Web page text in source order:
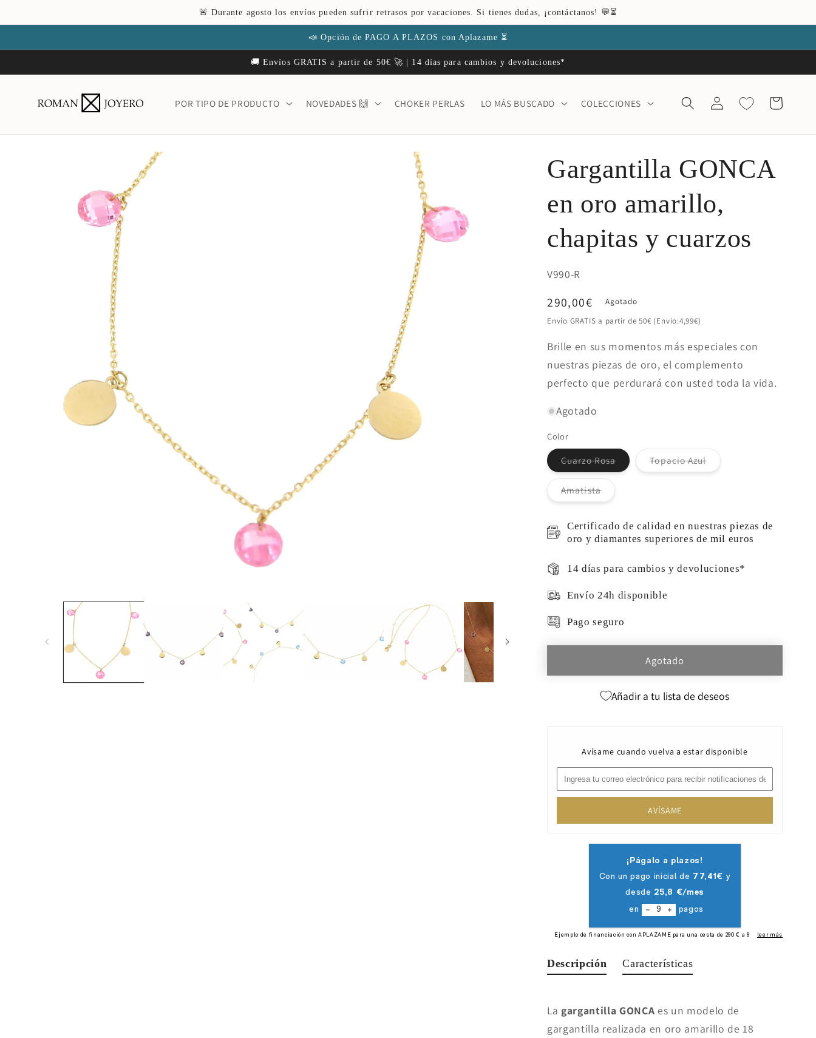
al contenido
🚨 Durante agosto los envíos pueden sufrir retrasos por vacaciones. Si tienes dudas, ¡contáctanos! 💬⏳
📣 Opción de PAGO A PLAZOS con Aplazame ⏳
🚚 Envíos GRATIS a partir de 50€ 🚀 | 14 días para cambios y devoluciones*
POR TIPO DE PRODUCTO NOVEDADES 🙌 CHOKER PERLAS LO MÁS BUSCADO COLECCIONES
Iniciar
sesión
Carrito
del producto
Gargantilla GONCA
en oro amarillo,
chapitas y cuarzos
SKU:
V990-R
Precio
habitual
290,00€
Agotado
Envío GRATIS a partir de 50€ (Envio:4,99€)
Brille en sus momentos más especiales con
nuestras piezas de oro, el complemento
perfecto que perdurará con usted toda la vida.
Agotado
Color
Cuarzo RosaVariante
agotada
Topacio AzulVariante
AmatistaVariante
disponible
Certificado de calidad en nuestras piezas de
oro y diamantes superiores de mil euros
14 días para cambios y devoluciones*
Envío 24h disponible
Pago seguro
Agotado
Añadir a tu lista de deseos
Avísame cuando vuelva a estar disponible
AVÍSAME
Descripción
La gargantilla GONCA es un modelo de
gargantilla realizada en oro amarillo de 18
Características